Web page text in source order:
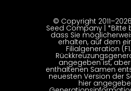
© Copyright
Seed Company | *Bitte
dass Sie
erhalten, auf dem
Filialgeneration
angegeben ist,
enthaltenen Samen
neuesten Version der
hier